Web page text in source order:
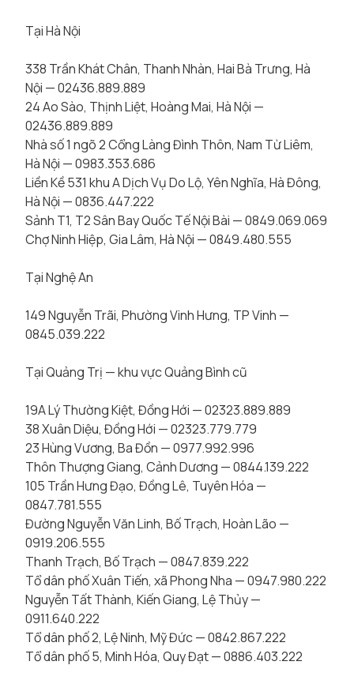
Tại Hà Nội
338 Trần Khát Chân, Thanh Nhàn, Hai Bà Trưng, Hà
Nội — 02436.889.889
24 Ao Sào, Thịnh Liệt, Hoàng Mai, Hà Nội —
02436.889.889
Nhà số 1 ngõ 2 Cổng Làng Đình Thôn, Nam Từ Liêm,
Hà Nội — 0983.353.686
Liền Kề 531 khu A Dịch Vụ Do Lộ, Yên Nghĩa, Hà Đông,
Hà Nội — 0836.447.222
Sảnh T1, T2 Sân Bay Quốc Tế Nội Bài — 0849.069.069
Chợ Ninh Hiệp, Gia Lâm, Hà Nội — 0849.480.555
Tại Nghệ An
149 Nguyễn Trãi, Phường Vinh Hưng, TP Vinh —
0845.039.222
Tại Quảng Trị — khu vực Quảng Bình cũ
19A Lý Thường Kiệt, Đồng Hới — 02323.889.889
38 Xuân Diệu, Đồng Hới — 02323.779.779
23 Hùng Vương, Ba Đồn — 0977.992.996
Thôn Thượng Giang, Cảnh Dương — 0844.139.222
105 Trần Hưng Đạo, Đồng Lê, Tuyên Hóa —
0847.781.555
Đường Nguyễn Văn Linh, Bố Trạch, Hoàn Lão —
0919.206.555
Thanh Trạch, Bố Trạch — 0847.839.222
Tổ dân phố Xuân Tiến, xã Phong Nha — 0947.980.222
Nguyễn Tất Thành, Kiến Giang, Lệ Thủy —
0911.640.222
Tổ dân phố 2, Lệ Ninh, Mỹ Đức — 0842.867.222
Tổ dân phố 5, Minh Hóa, Quy Đạt — 0886.403.222